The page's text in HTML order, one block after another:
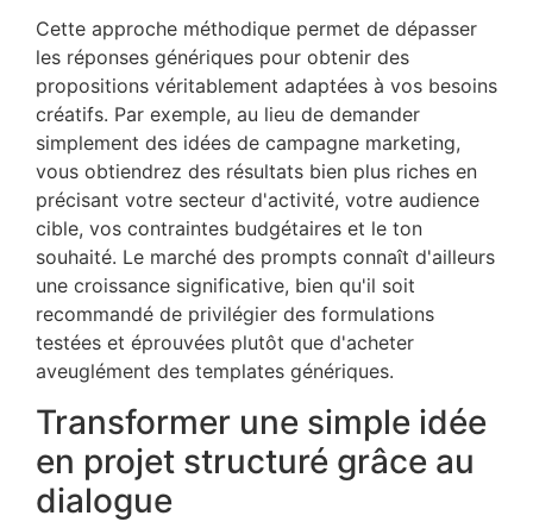
Cette approche méthodique permet de dépasser
les réponses génériques pour obtenir des
propositions véritablement adaptées à vos besoins
créatifs. Par exemple, au lieu de demander
simplement des idées de campagne marketing,
vous obtiendrez des résultats bien plus riches en
précisant votre secteur d'activité, votre audience
cible, vos contraintes budgétaires et le ton
souhaité. Le marché des prompts connaît d'ailleurs
une croissance significative, bien qu'il soit
recommandé de privilégier des formulations
testées et éprouvées plutôt que d'acheter
aveuglément des templates génériques.
Transformer une simple idée
en projet structuré grâce au
dialogue